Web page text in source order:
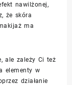
nawilżonej,
że skóra
ma
ale zależy Ci też
elementy w
działanie